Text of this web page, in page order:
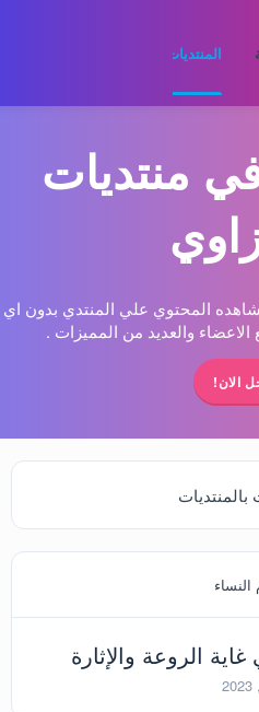
المنتديات
منتديات
المحتوي علي المنتدي بدون اي
والعديد من المميزات .
الان!
الروعة والإثارة